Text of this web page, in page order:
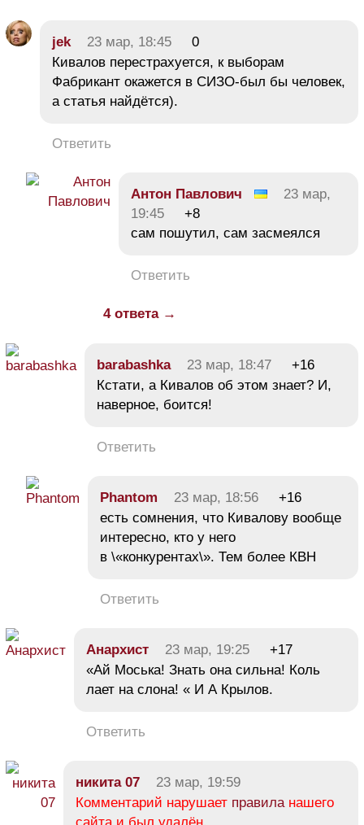
jek 23 мар, 18:45
0
Кивалов перестрахуется, к выборам
Фабрикант окажется в СИЗО-был бы человек,
а статья найдётся).
Ответить
Антон Павлович
23 мар,
19:45
+8
сам пошутил, сам засмеялся
Ответить
4 ответа →
barabashka 23 мар, 18:47
+16
Кстати, а Кивалов об этом знает? И,
наверное, боится!
Ответить
Phantom 23 мар, 18:56
+16
есть сомнения, что Кивалову вообще
интересно, кто у него
в \«конкурентах\». Тем более КВН
Ответить
Анархист 23 мар, 19:25
+17
«Ай Моська! Знать она сильна! Коль
лает на слона! « И А Крылов.
Ответить
никита 07
23 мар, 19:59
Комментарий нарушает правила нашего
сайта и был удалён.